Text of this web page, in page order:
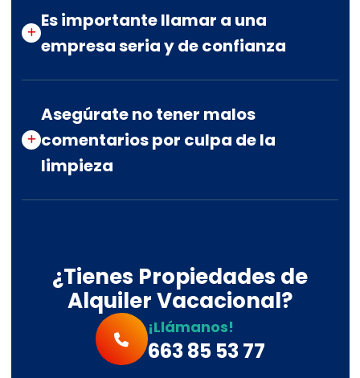
¿Tienes Propiedades de
Alquiler Vacacional?
¡Llámanos!
663 85 53 77
Es importante llamar a una
empresa seria y de confianza
Asegúrate no tener malos
comentarios por culpa de la
limpieza